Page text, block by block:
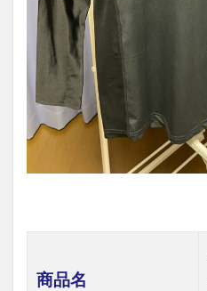
商品名